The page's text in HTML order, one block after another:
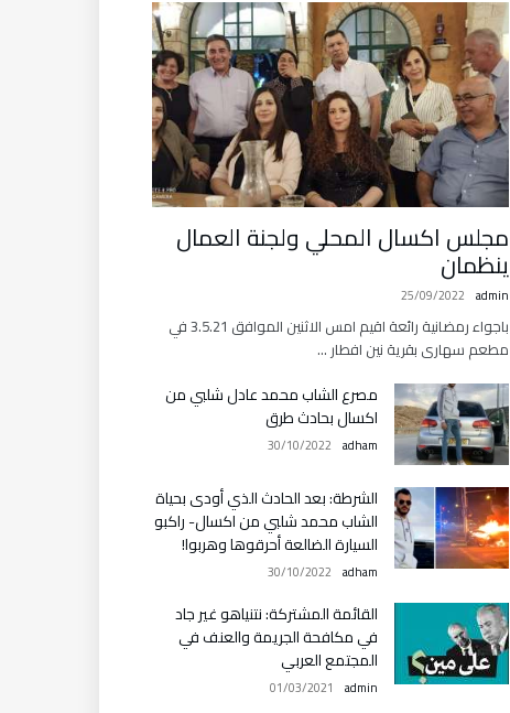
مجلس اكسال المحلي ولجنة العمال
ينظمان
admin
25/09/2022
باجواء رمضانية رائعة اقيم امس الاثنين الموافق 3.5.21 في
مطعم سهارى بقرية نين افطار …
مصرع الشاب محمد عادل شلبي من
اكسال بحادث طرق
adham
30/10/2022
الشرطة: بعد الحادث الذي أودى بحياة
الشاب محمد شلبي من اكسال- راكبو
السيارة الضالعة أحرقوها وهربوا!
adham
30/10/2022
القائمة المشتركة: نتنياهو غير جاد
في مكافحة الجريمة والعنف في
المجتمع العربي
admin
01/03/2021